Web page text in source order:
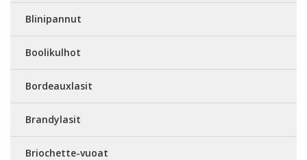
Blinipannut
Boolikulhot
Bordeauxlasit
Brandylasit
Briochette-vuoat